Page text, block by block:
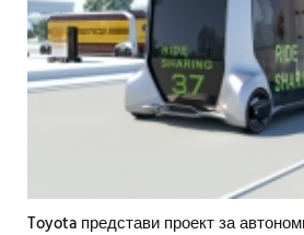
Toyota представи проект за